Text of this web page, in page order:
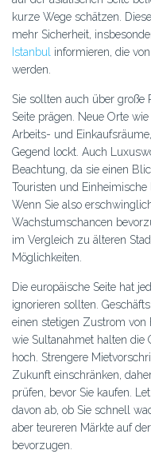
kurze Wege schätzen.
mehr Sicherheit,
Istanbul
informieren, die
werden.
Sie sollten auch über große
Seite prägen. Neue Orte
Arbeits- und
Gegend lockt. Auch
Beachtung, da sie einen
Touristen und
Wenn Sie also
Wachstumschancen
im Vergleich zu älteren
Möglichkeiten.
Die europäische Seite hat
ignorieren sollten.
einen stetigen Zustrom von
wie Sultanahmet halten die
hoch. Strengere
Zukunft einschränken,
prüfen, bevor Sie kaufen.
davon ab, ob Sie schnell
aber teureren Märkte auf
bevorzugen.